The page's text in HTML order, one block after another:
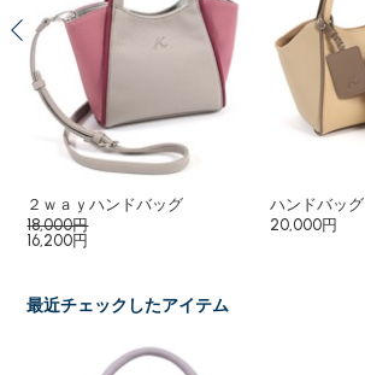
２ｗａｙハンドバッグ
18,000円
16,200円
ハンドバッグ
20,000円
最近チェックしたアイテム